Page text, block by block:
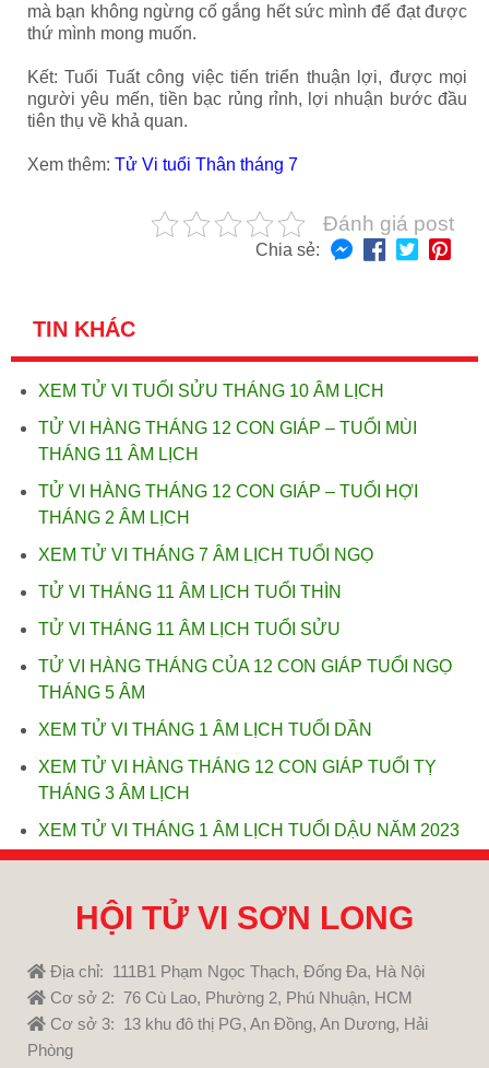
mà bạn không ngừng cố gắng hết sức mình để đạt được
thứ mình mong muốn.
Kết: Tuổi Tuất công việc tiến triển thuận lợi, được mọi
người yêu mến, tiền bạc rủng rỉnh, lợi nhuận bước đầu
tiên thụ về khả quan.
Xem thêm: Tử Vi tuổi Thân tháng 7
Đánh giá post
Chia sẻ:
TIN KHÁC
XEM TỬ VI TUỔI SỬU THÁNG 10 ÂM LỊCH
TỬ VI HÀNG THÁNG 12 CON GIÁP – TUỔI MÙI
THÁNG 11 ÂM LỊCH
TỬ VI HÀNG THÁNG 12 CON GIÁP – TUỔI HỢI
THÁNG 2 ÂM LỊCH
XEM TỬ VI THÁNG 7 ÂM LỊCH TUỔI NGỌ
TỬ VI THÁNG 11 ÂM LỊCH TUỔI THÌN
TỬ VI THÁNG 11 ÂM LỊCH TUỔI SỬU
TỬ VI HÀNG THÁNG CỦA 12 CON GIÁP TUỔI NGỌ
THÁNG 5 ÂM
XEM TỬ VI THÁNG 1 ÂM LỊCH TUỔI DẦN
XEM TỬ VI HÀNG THÁNG 12 CON GIÁP TUỔI TỴ
THÁNG 3 ÂM LỊCH
XEM TỬ VI THÁNG 1 ÂM LỊCH TUỔI DẬU NĂM 2023
HỘI TỬ VI SƠN LONG
Địa chỉ: 111B1 Phạm Ngọc Thạch, Đống Đa, Hà Nội
Cơ sở 2: 76 Cù Lao, Phường 2, Phú Nhuận, HCM
Cơ sở 3: 13 khu đô thị PG, An Đồng, An Dương, Hải
Phòng